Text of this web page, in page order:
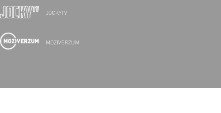
JOCKYTV
MOZIVERZUM